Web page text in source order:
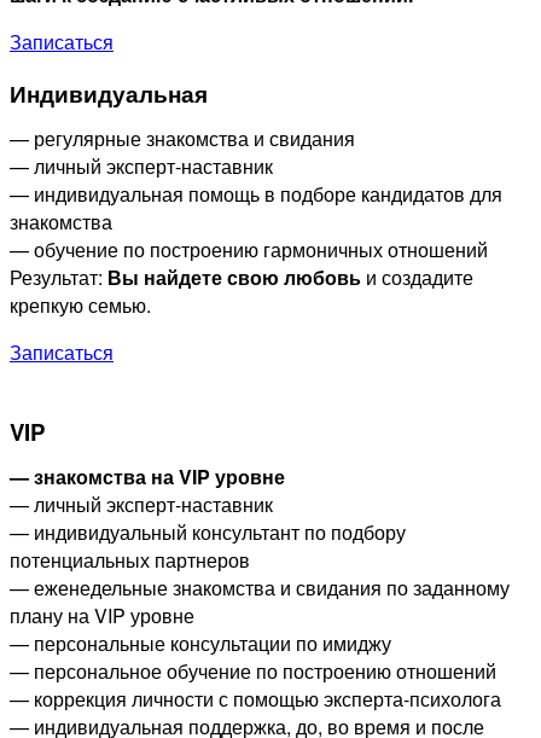
Записаться
Индивидуальная
— регулярные знакомства и свидания
— личный эксперт-наставник
— индивидуальная помощь в подборе кандидатов для
знакомства
— обучение по построению гармоничных отношений
Результат: Вы найдете свою любовь и создадите
крепкую семью.
Записаться
VIP
— знакомства на VIP уровне
— личный эксперт-наставник
— индивидуальный консультант по подбору
потенциальных партнеров
— еженедельные знакомства и свидания по заданному
плану на VIP уровне
— персональные консультации по имиджу
— персональное обучение по построению отношений
— коррекция личности с помощью эксперта-психолога
— индивидуальная поддержка, до, во время и после